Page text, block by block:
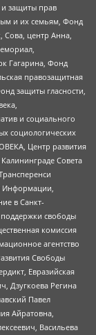
и защиты прав
и их семьям, Фонд
Сова, центр Анна,
Гагарина, Фонд
правозащитная
защиты гласности,
и социального
социологических
Центр развития
Совета
Информации,
в Санкт-
свободы
комиссия
агентство
Свободы
Евразийская
Дзугкоева Регина
Павел
Айратовна,
Васильева